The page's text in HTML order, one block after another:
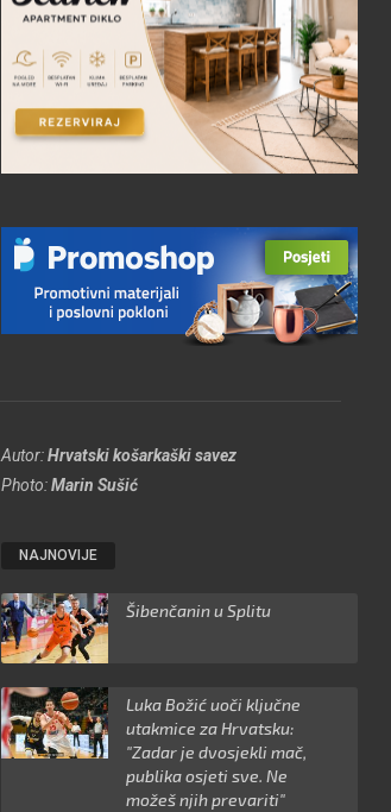
Autor:Hrvatski košarkaški savez
Photo:Marin Sušić
NAJNOVIJE
Šibenčanin u Splitu
Luka Božić uoči ključne
utakmice za Hrvatsku:
"Zadar je dvosjekli mač,
publika osjeti sve. Ne
možeš njih prevariti"